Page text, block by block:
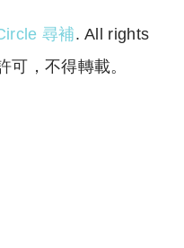
尋補. All rights
可，不得轉載。